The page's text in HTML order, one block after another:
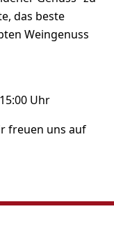
das beste
Weingenuss
Uhr
freuen uns auf